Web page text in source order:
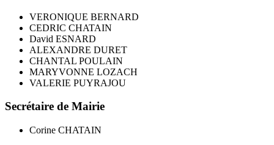
VERONIQUE BERNARD
CEDRIC CHATAIN
David ESNARD
ALEXANDRE DURET
CHANTAL POULAIN
MARYVONNE LOZACH
VALERIE PUYRAJOU
Secrétaire de Mairie
Corine CHATAIN